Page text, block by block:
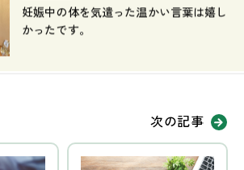
妊娠中の体を気遣った温かい言葉は嬉し
かったです。
次の記事